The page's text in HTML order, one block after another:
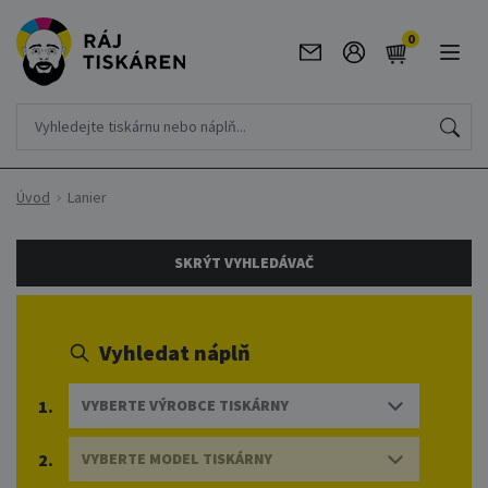
0
Úvod Lanier
SKRÝT VYHLEDÁVAČ
Vyhledat náplň
VYBERTE VÝROBCE TISKÁRNY
1.
VYBERTE MODEL TISKÁRNY
2.